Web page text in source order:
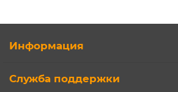
Информация
Служба поддержки